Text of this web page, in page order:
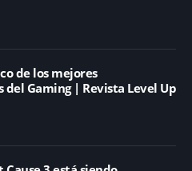
de los mejores
del Gaming | Revista Level Up